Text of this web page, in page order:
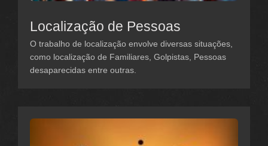
Localização de Pessoas
O trabalho de localização envolve diversas situações,
como localização de Familiares, Golpistas, Pessoas
desaparecidas entre outras.